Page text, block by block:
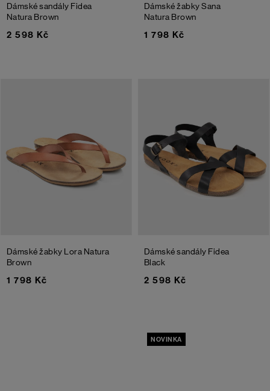
Dámské sandály Fidea
Natura Brown
2 598 Kč
Dámské žabky Sana
Natura Brown
1 798 Kč
Dámské žabky Lora Natura
Brown
1 798 Kč
Dámské sandály Fidea
Black
2 598 Kč
NOVINKA